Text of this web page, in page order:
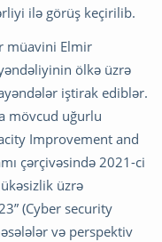
ilə görüş keçirilib.
müavini Elmir
ölkə üzrə
iştirak ediblər.
mövcud uğurlu
Improvement and
çərçivəsində 2021-ci
üzrə
(Cyber security
və perspektiv